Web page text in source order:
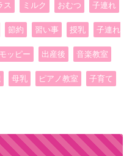
ス ミルク おむつ 子連れ
節約 習い事 授乳 子連れ
モッピー 出産後 音楽教室
母乳 ピアノ教室 子育て